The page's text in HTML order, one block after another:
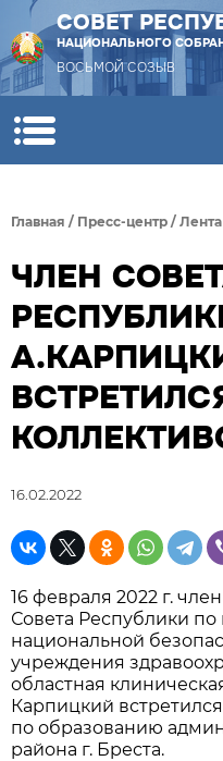
СОВЕТ
НАЦИОНАЛЬНОГО
ВОСЬМОЙ СОЗЫВ
Главная / Пресс-центр /
ЧЛЕН
16.02.2022
16 февраля 2022 г.
Совета Республики
национальной
учреждения
областная
Карпицкий
по образованию
района г. Бреста.